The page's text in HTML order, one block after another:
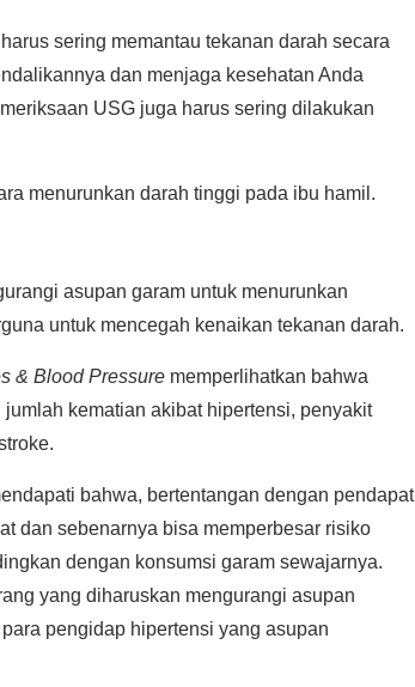
sering memantau tekanan darah secara
dan menjaga kesehatan Anda
USG juga harus sering dilakukan
menurunkan darah tinggi pada ibu hamil.
asupan garam untuk menurunkan
untuk mencegah kenaikan tekanan darah.
& Blood Pressure memperlihatkan bahwa
kematian akibat hipertensi, penyakit
bahwa, bertentangan dengan pendapat
dan sebenarnya bisa memperbesar risiko
dengan konsumsi garam sewajarnya.
yang diharuskan mengurangi asupan
pengidap hipertensi yang asupan